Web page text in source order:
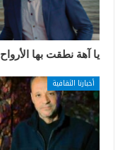
يا آهة نطقت بها الأرواح
أخبارنا الثقافية